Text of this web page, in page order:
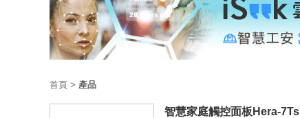
首頁 > 產品
智慧家庭觸控面板Hera-7Ts